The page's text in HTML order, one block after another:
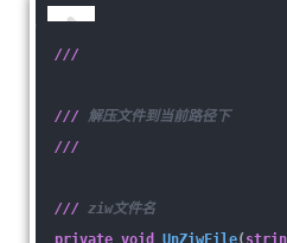
///
/// 解压文件到当前路径下
///
/// ziw文件名
private void UnZiwFile(